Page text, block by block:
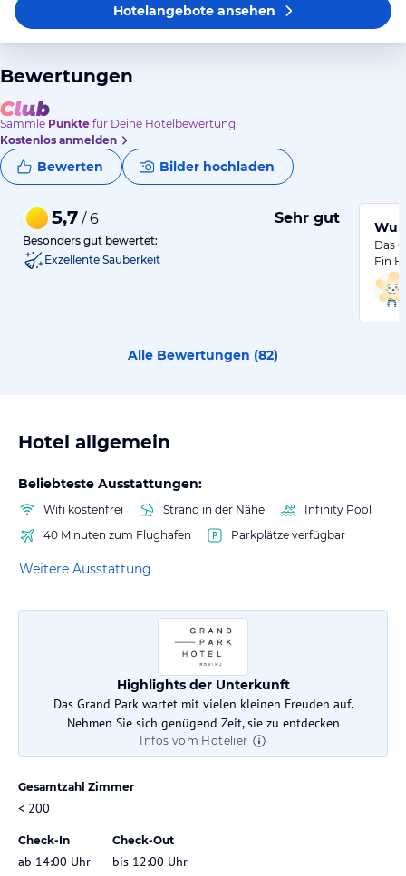
Hotelangeboteansehen
Bewertungen
Sammle Punkte für Deine Hotelbewertung.
Kostenlos anmelden
Bewerten Bilder hochladen
5,7 / 6 Sehr gut
Besonders gut bewertet:
Exzellente Sauberkeit
Das
Ein
Alle Bewertungen (82)
Hotel allgemein
Beliebteste Ausstattungen:
Wifi kostenfrei Strand in der Nähe
Infinity Pool
40 Minuten zum Flughafen
Parkplätze verfügbar
Weitere Ausstattung
Highlights der Unterkunft
Das Grand Park wartet mit vielen kleinen Freuden auf.
Nehmen Sie sich genügend Zeit, sie zu entdecken
Infos vom Hotelier
Gesamtzahl Zimmer
< 200
Check-In
ab 14:00 Uhr
Check-Out
bis 12:00 Uhr